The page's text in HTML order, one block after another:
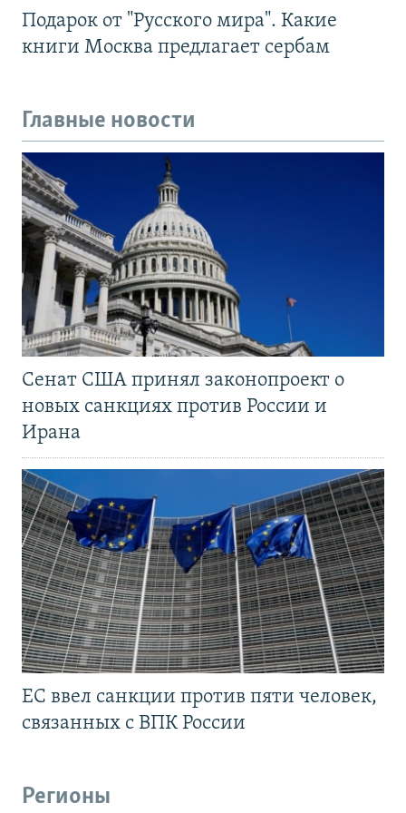
Подарок от "Русского мира". Какие
книги Москва предлагает сербам
Главные новости
Сенат США принял законопроект о
новых санкциях против России и
Ирана
ЕС ввел санкции против пяти человек,
связанных с ВПК России
Регионы